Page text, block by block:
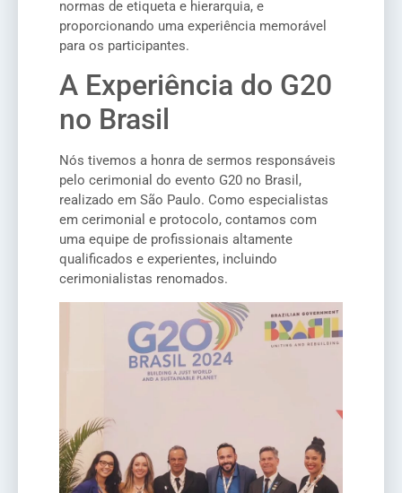
normas de etiqueta e hierarquia, e
proporcionando uma experiência memorável
para os participantes.
A Experiência do G20
no Brasil
Nós tivemos a honra de sermos responsáveis
pelo cerimonial do evento G20 no Brasil,
realizado em São Paulo. Como especialistas
em cerimonial e protocolo, contamos com
uma equipe de profissionais altamente
qualificados e experientes, incluindo
cerimonialistas renomados.